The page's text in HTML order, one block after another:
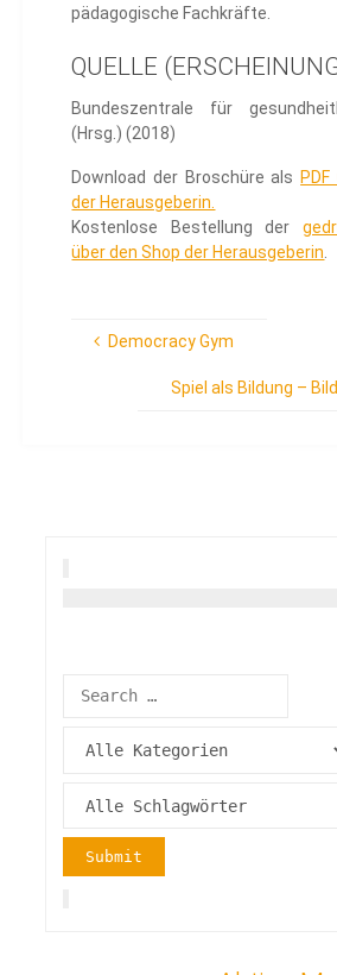
pädagogische Fachkräfte.
QUELLE
Bundeszentrale für
(Hrsg.) (2018)
Download der Broschüre als
der Herausgeberin.
Kostenlose Bestellung der
über den Shop der Herausgeberin.
Democracy Gym
Spiel als Bildung –